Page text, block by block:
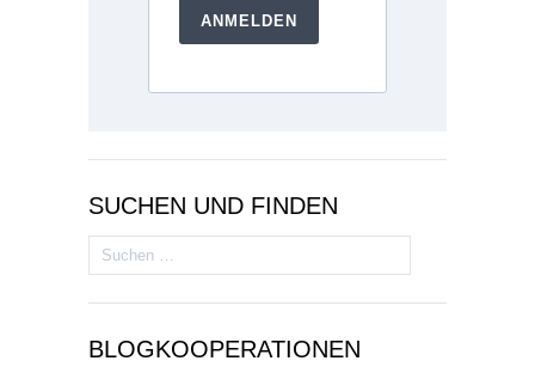
ANMELDEN
SUCHEN UND FINDEN
Suchen
nach:
BLOGKOOPERATIONEN